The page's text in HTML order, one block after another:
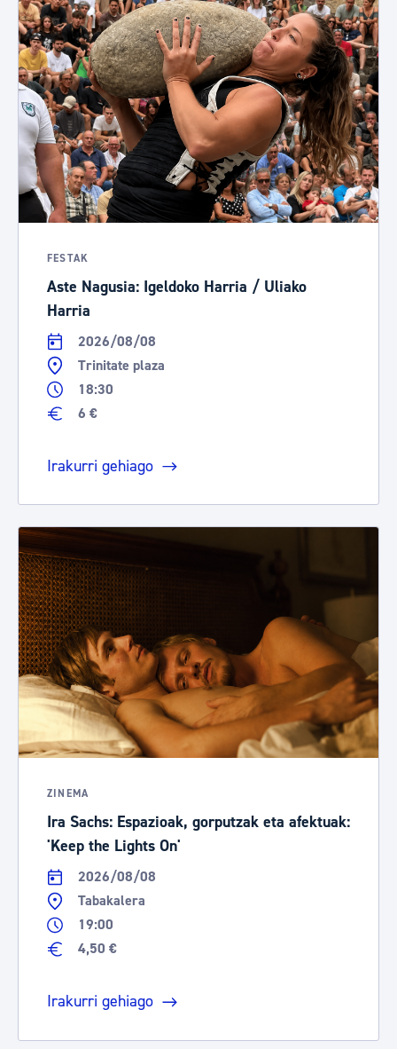
FESTAK
Aste Nagusia: Igeldoko Harria / Uliako
Harria
2026/08/08
Trinitate plaza
18:30
6 €
Irakurri gehiago
ZINEMA
Ira Sachs: Espazioak, gorputzak eta afektuak:
'Keep the Lights On'
2026/08/08
Tabakalera
19:00
4,50 €
Irakurri gehiago